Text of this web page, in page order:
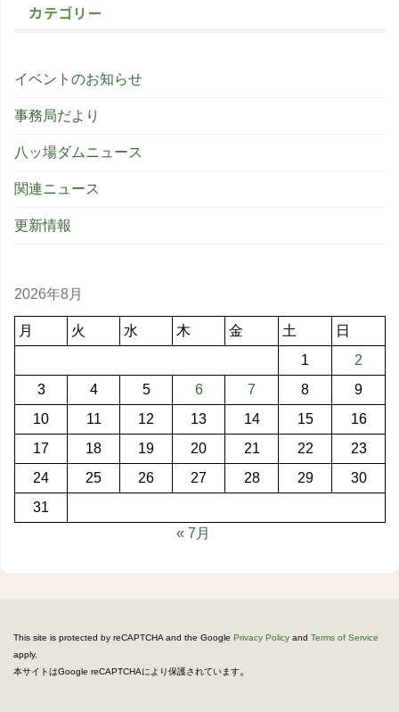
カテゴリー
イベントのお知らせ
事務局だより
八ッ場ダムニュース
関連ニュース
更新情報
2026年8月
月 火 水 木 金 土
日
1
2
3
4 5 6 7 8
9
10
11 12 13 14 15
16
17
18 19 20 21 22
23
24
25 26 27 28 29
30
31
« 7月
This site is protected by reCAPTCHA and the Google Privacy Policy and Terms of Service
apply.
本サイトはGoogle reCAPTCHAにより保護されています。